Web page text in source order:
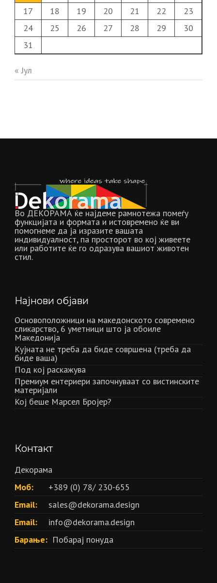
17
18 19 20 21 22
23
24
25 26 27 28 29
30
31
« Јул
Во ДЕКОРАМА ќе најдеме рамнотежа помеѓу
функцијата и формата и истовремено ќе ви
помогнеме да ја изразите вашата
индивидуалност, па просторот во кој живеете
или работите ќе го одразува вашиот животен
стил.
Најнови објави
Основоположници на македонското современо
сликарство, 6 уметници што ја обоиле
Македонија
Кујната не треба да биде совршена (треба да
биде ваша)
Под кој раскажува
Премиум ентериери започнуваат со вистинските
материјали
Кој беше Марсел Бројер?
Контакт
Декорама
Моб:
+389 (0) 78/ 230-655
Email:
sales@dekorama.design
Email:
info@dekorama.design
Барање: Побарај понуда